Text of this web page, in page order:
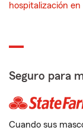
hospitalización en
Seguro para
Cuando sus